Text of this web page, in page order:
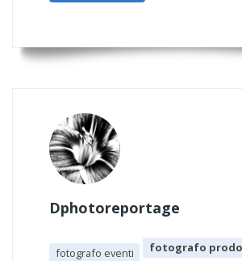
Dphotoreportage
fotografo eventi
fotografo